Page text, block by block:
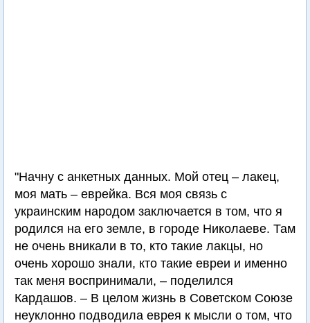
"Начну с анкетных данных. Мой отец – лакец,
моя мать – еврейка. Вся моя связь с
украинским народом заключается в том, что я
родился на его земле, в городе Николаеве. Там
не очень вникали в то, кто такие лакцы, но
очень хорошо знали, кто такие евреи и именно
так меня воспринимали, – поделился
Кардашов. – В целом жизнь в Советском Союзе
неуклонно подводила еврея к мысли о том, что